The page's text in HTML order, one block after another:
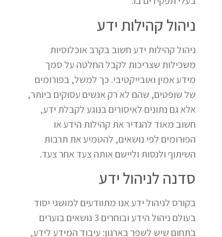
ניהול קהילות ידע
ניהול קהילות ידע חשוב בקרב אוכלוסיות
משכילות שצריכות לקבל החלטה על סמך
מידע אמין ואובייקטיבי. כך למשל, בפורומים
של שופטים, שהם לא רק אנשים עסוקים ביותר,
אלא גם נתונים לאיסורים בנוגע לקבלת ידע,
חשוב מאוד להגדיר את קהילות הידע או
הפורומים לפי נושאים, להטמיע את תרבות
השיתוף ולנסות וליישם אותה צעד אחר צעד.
סדנה לניהול ידע
בקורס לניהול ידע אנו מתוודעים למושגי יסוד
בעולם ניהול הידע ובוחרים 3 נושאים בוערים
בתחום שיש לשפר בארגון: עיבוד המידע לידע,